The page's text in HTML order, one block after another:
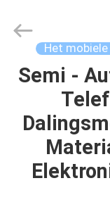
HUIS
VIDEOS
Technology
Rights
Reserved.
Het
Semi -